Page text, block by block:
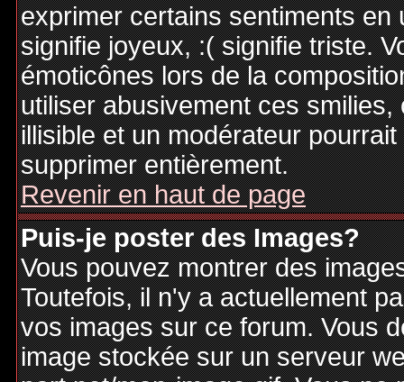
exprimer certains sentiments
signifie joyeux, :( signifie triste.
émoticônes lors de la
utiliser abusivement ces
illisible et un modérateur
supprimer entièrement.
Revenir en haut de page
Puis-je poster des Images?
Vous pouvez montrer des
Toutefois, il n'y a actuellement
vos images sur ce forum. Vous
image stockée sur un serveur